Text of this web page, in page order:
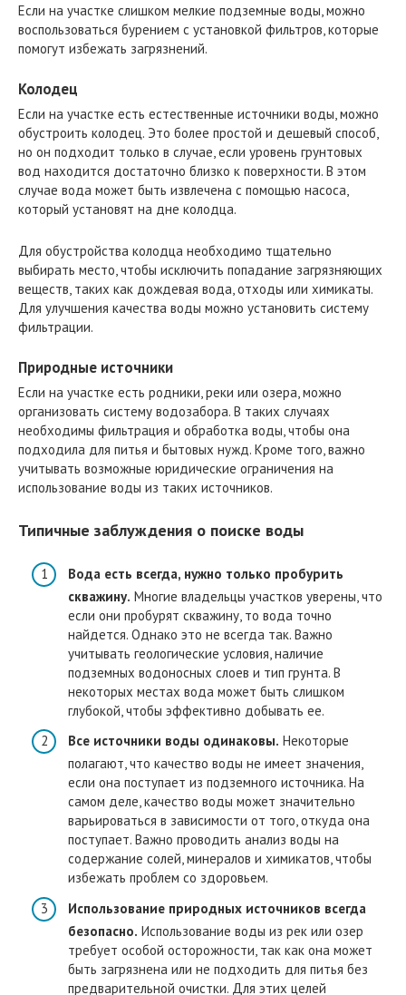
Если на участке слишком мелкие подземные воды, можно
воспользоваться бурением с установкой фильтров, которые
помогут избежать загрязнений.
Колодец
Если на участке есть естественные источники воды, можно
обустроить колодец. Это более простой и дешевый способ,
но он подходит только в случае, если уровень грунтовых
вод находится достаточно близко к поверхности. В этом
случае вода может быть извлечена с помощью насоса,
который установят на дне колодца.
Для обустройства колодца необходимо тщательно
выбирать место, чтобы исключить попадание загрязняющих
веществ, таких как дождевая вода, отходы или химикаты.
Для улучшения качества воды можно установить систему
фильтрации.
Природные источники
Если на участке есть родники, реки или озера, можно
организовать систему водозабора. В таких случаях
необходимы фильтрация и обработка воды, чтобы она
подходила для питья и бытовых нужд. Кроме того, важно
учитывать возможные юридические ограничения на
использование воды из таких источников.
Типичные заблуждения о поиске воды
Вода есть всегда, нужно только пробурить
скважину. Многие владельцы участков уверены, что
если они пробурят скважину, то вода точно
найдется. Однако это не всегда так. Важно
учитывать геологические условия, наличие
подземных водоносных слоев и тип грунта. В
некоторых местах вода может быть слишком
глубокой, чтобы эффективно добывать ее.
Все источники воды одинаковы. Некоторые
полагают, что качество воды не имеет значения,
если она поступает из подземного источника. На
самом деле, качество воды может значительно
варьироваться в зависимости от того, откуда она
поступает. Важно проводить анализ воды на
содержание солей, минералов и химикатов, чтобы
избежать проблем со здоровьем.
Использование природных источников всегда
безопасно. Использование воды из рек или озер
требует особой осторожности, так как она может
быть загрязнена или не подходить для питья без
предварительной очистки. Для этих целей